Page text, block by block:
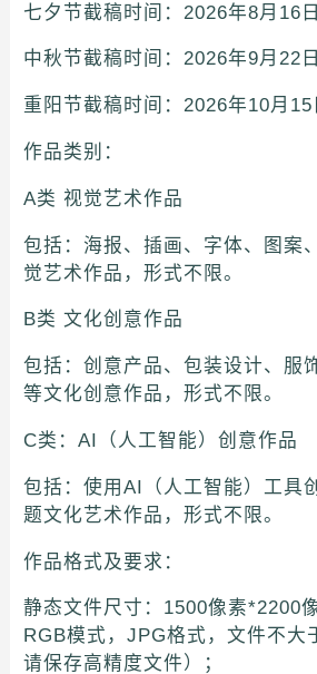
七夕节截稿时间：2026年8月16
中秋节截稿时间：2026年9月22
重阳节截稿时间：2026年10月
作品类别：
A类 视觉艺术作品
包括：海报、插画、字体、图案
觉艺术作品，形式不限。
B类 文化创意作品
包括：创意产品、包装设计、服
等文化创意作品，形式不限。
C类：AI（人工智能）创意作品
包括：使用AI（人工智能）工具
题文化艺术作品，形式不限。
作品格式及要求：
静态文件尺寸：1500像素*2200
RGB模式，JPG格式，文件不大
请保存高精度文件）；